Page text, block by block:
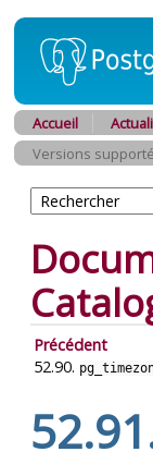
Accueil
Versions
Précédent
52.90.